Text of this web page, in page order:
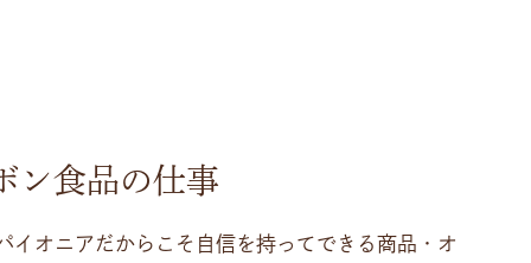
ン食品の仕事
イオニアだからこそ自信を持ってできる商品・オ